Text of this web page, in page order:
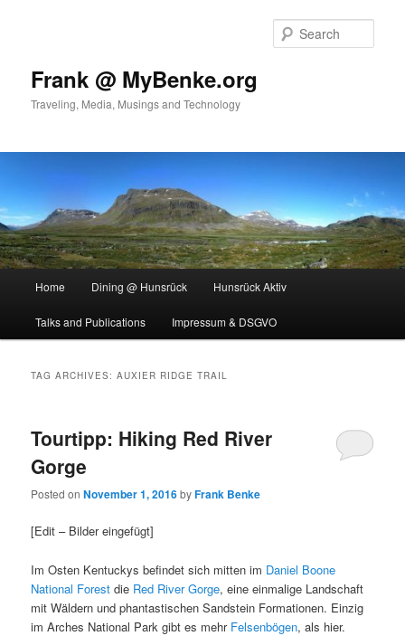
Frank @ MyBenke.org
Traveling, Media, Musings and Technology
Home Dining @ Hunsrück Hunsrück Aktiv
Talks and Publications Impressum & DSGVO
TAG ARCHIVES:AUXIER RIDGE TRAIL
Tourtipp: Hiking Red River
Gorge
Posted onNovember 1, 2016byFrank Benke
[Edit – Bilder eingefügt]
Im Osten Kentuckys befindet sich mitten im Daniel Boone
National Forest die Red River Gorge, eine einmalige Landschaft
mit Wäldern und phantastischen Sandstein Formationen. Einzig
im Arches National Park gibt es mehr Felsenbögen, als hier.